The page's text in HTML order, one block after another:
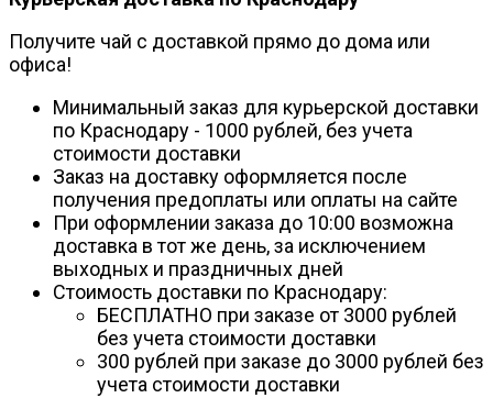
Получите чай с доставкой прямо до дома или
офиса!
Минимальный заказ для курьерской доставки
по Краснодару - 1000 рублей, без учета
стоимости доставки
Заказ на доставку оформляется после
получения предоплаты или оплаты на сайте
При оформлении заказа до 10:00 возможна
доставка в тот же день, за исключением
выходных и праздничных дней
Стоимость доставки по Краснодару:
БЕСПЛАТНО при заказе от 3000 рублей
без учета стоимости доставки
300 рублей при заказе до 3000 рублей без
учета стоимости доставки